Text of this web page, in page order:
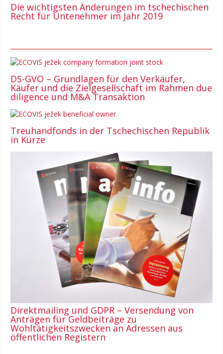
Die wichtigsten Änderungen im tschechischen
Recht für Untenehmer im Jahr 2019
DS-GVO – Grundlagen für den Verkäufer,
Käufer und die Zielgesellschaft im Rahmen due
diligence und M&A Transaktion
Treuhandfonds in der Tschechischen Republik
in Kürze
Direktmailing und GDPR – Versendung von
Anträgen für Geldbeiträge zu
Wohltätigkeitszwecken an Adressen aus
öffentlichen Registern